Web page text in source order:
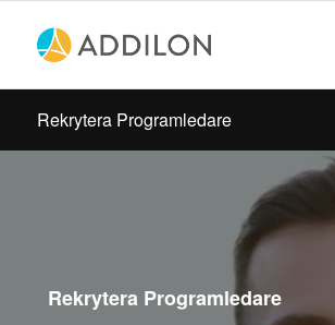
Rekrytera Programledare
Rekrytera Programledare